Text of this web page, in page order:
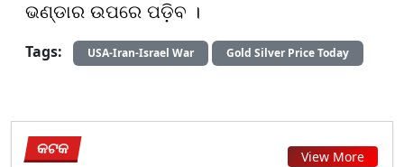
ଭଣ୍ଡାର ଉପରେ ପଡ଼ିବ ।
Tags:
USA-Iran-Israel War Gold Silver Price Today
କଟକ View More